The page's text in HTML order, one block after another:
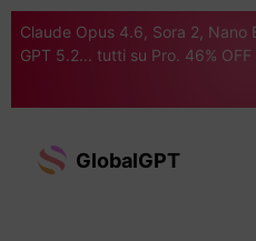
Claude Opus 4.6, Sora 2, Nano
GPT 5.2... tutti su Pro. 46% OFF
GlobalGPT